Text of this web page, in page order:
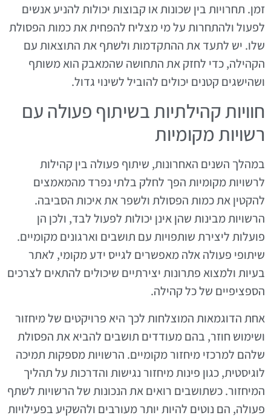
זמן. תחרויות בין שכונות או קבוצות יכולות להניע אנשים
לפעול ולהתחרות על מי מצליח להפחית את כמות הפסולת
שלו. יש לתעד את ההתקדמות ולשתף את התוצאות עם
הקהילה, כדי לחזק את התחושה שהמאבק הוא משותף
ושהישגים קטנים יכולים להוביל לשינוי גדול.
חוויות קהילתיות בשיתוף פעולה עם
רשויות מקומיות
במהלך השנים האחרונות, שיתוף פעולה בין קהילות
לרשויות מקומיות הפך לחלק בלתי נפרד מהמאמצים
להקטין את כמות הפסולת ולשפר את איכות הסביבה.
הרשויות מבינות שהן אינן יכולות לפעול לבד, ולכן הן
פועלות ליצירת שותפויות עם תושבים וארגונים מקומיים.
שיתופי פעולה אלה מאפשרים לגייס ידע מקומי, לאתר
בעיות ולמצוא פתרונות יצירתיים שיכולים להתאים לצרכים
הספציפיים של כל קהילה.
אחת הדוגמאות המוצלחות לכך היא פרויקטים של מיחזור
ושימוש חוזר, בהם מעודדים תושבים להביא את הפסולת
שלהם למרכזי מיחזור מקומיים. הרשויות מספקות תמיכה
לוגיסטית, כגון פינות מיחזור נגישות והדרכות על תהליך
המיחזור. כשתושבים רואים את הנכונות של הרשויות לשתף
פעולה, הם נוטים להיות יותר מעורבים ולהשקיע בפעילויות